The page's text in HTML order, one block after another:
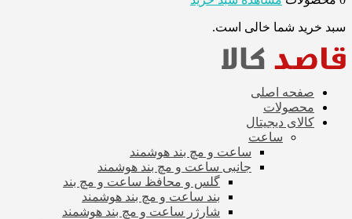
سبد خرید شما خالی است.
صفحه اصلی
محصولات
کالای دیجیتال
ساعت
ساعت و مچ بند هوشمند
جانبی ساعت و مچ بند هوشمند
گلس و محافظ ساعت و مچ بند
بند ساعت و مچ بند هوشمند
شارژر ساعت و مچ بند هوشمند